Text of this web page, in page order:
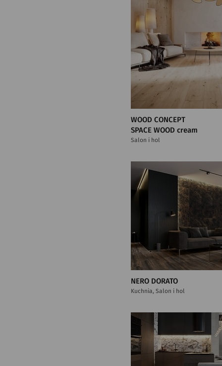
WOOD CONCEPT
SPACE WOOD cream
Salon i hol
NERO DORATO
Kuchnia, Salon i hol